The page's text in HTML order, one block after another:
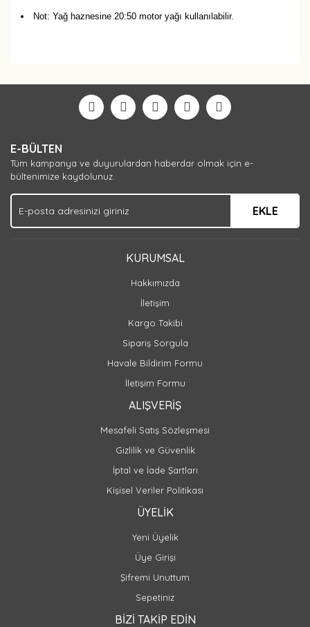
Not: Yağ haznesine 20:50 motor yağı kullanılabilir.
Yorum Yaz
E-BÜLTEN
Tüm kampanya ve duyurulardan haberdar olmak için e-
bültenimize kaydolunuz.
EKLE
KURUMSAL
Hakkımızda
İletişim
Kargo Takibi
Sipariş Sorgula
Havale Bildirim Formu
İletişim Formu
ALIŞVERİŞ
Mesafeli Satış Sözleşmesi
Gizlilik ve Güvenlik
İptal ve İade Şartları
Kişisel Veriler Politikası
ÜYELİK
Yeni Üyelik
Üye Girişi
Şifremi Unuttum
Sepetiniz
BİZİ TAKİP EDİN